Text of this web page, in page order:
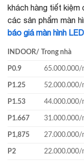
khách hàng tiết kiệm
các sản phẩm màn
báo giá màn hình
INDOOR/ Trong nhà
P0.9 65.000.000/
P1.25 52.000.000/
P1.53 44.000.000/
P1.667 31.000.000/
P1,875 27.000.000/
P2 22.000.000/